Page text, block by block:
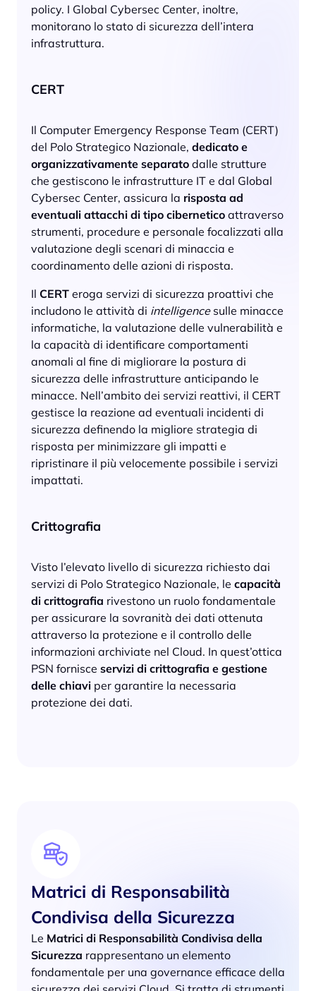
policy. I Global Cybersec Center, inoltre,
monitorano lo stato di sicurezza dell’intera
infrastruttura.
CERT
Il Computer Emergency Response Team (CERT)
del Polo Strategico Nazionale, dedicato e
organizzativamente separato dalle strutture
che gestiscono le infrastrutture IT e dal Global
Cybersec Center, assicura la risposta ad
eventuali attacchi di tipo cibernetico attraverso
strumenti, procedure e personale focalizzati alla
valutazione degli scenari di minaccia e
coordinamento delle azioni di risposta.
Il CERT eroga servizi di sicurezza proattivi che
includono le attività di intelligencesulle minacce
informatiche, la valutazione delle vulnerabilità e
la capacità di identificare comportamenti
anomali al fine di migliorare la postura di
sicurezza delle infrastrutture anticipando le
minacce. Nell’ambito dei servizi reattivi, il CERT
gestisce la reazione ad eventuali incidenti di
sicurezza definendo la migliore strategia di
risposta per minimizzare gli impatti e
ripristinare il più velocemente possibile i servizi
impattati.
Crittografia
Visto l’elevato livello di sicurezza richiesto dai
servizi di Polo Strategico Nazionale, le capacità
di crittografia rivestono un ruolo fondamentale
per assicurare la sovranità dei dati ottenuta
attraverso la protezione e il controllo delle
informazioni archiviate nel Cloud. In quest’ottica
PSN fornisce servizi di crittografia e gestione
delle chiavi per garantire la necessaria
protezione dei dati.
Matrici di Responsabilità
Condivisa della Sicurezza
Le Matrici di Responsabilità Condivisa della
Sicurezza rappresentano un elemento
fondamentale per una governance efficace della